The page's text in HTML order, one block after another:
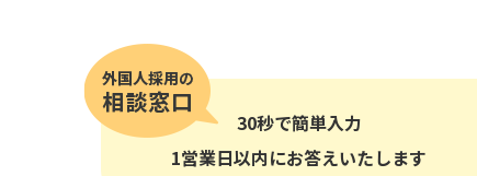
30秒で簡単入力
1営業日以内にお答えいたします